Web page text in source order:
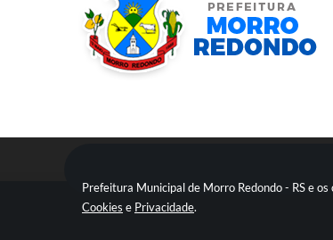
Prefeitura Municipal de Morro Redondo - RS e
Cookies e Privacidade.